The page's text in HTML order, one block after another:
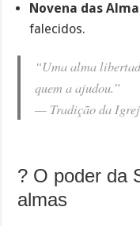
Novena das
falecidos.
“Uma alma
quem a ajudou.”
— Tradição da
?️ O poder da
almas